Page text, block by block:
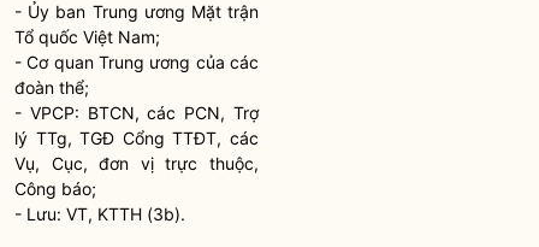
- Ủy ban Trung ương Mặt trận
Tổ quốc Việt Nam;
- Cơ quan Trung ương của các
đoàn thể;
- VPCP: BTCN, các PCN, Trợ
lý TTg, TGĐ Cổng TTĐT, các
Vụ, Cục, đơn vị trực thuộc,
Công báo;
- Lưu: VT, KTTH (3b).